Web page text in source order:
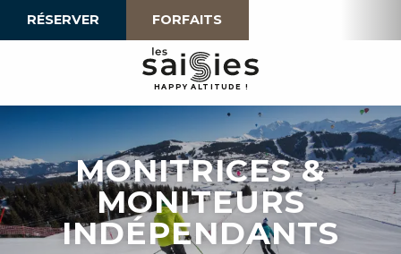
RÉSERVER FORFAITS
HAPPY ALTI TU D E !
MONITRICES &
MONITEURS
INDÉPENDANTS